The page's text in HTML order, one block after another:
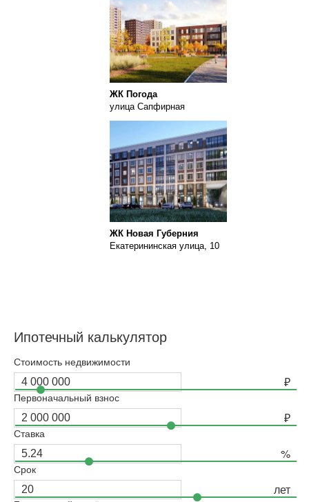
ЖК Погода
улица Сапфирная
ЖК Новая Губерния
Екатерининская улица, 10
Ипотечный калькулятор
Стоимость недвижимости
Первоначальный взнос
Ставка
Срок